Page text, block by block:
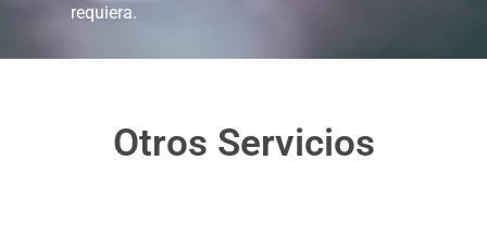
requiera.
Otros Servicios